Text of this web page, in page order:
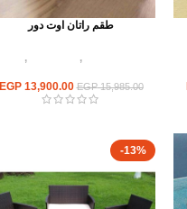
طقم راتان اوت دور
أثاث اوت دور, أطقم راتان,
EGP15,985.00
EGP13,900.00
-13%